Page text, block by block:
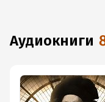
аудиокниги